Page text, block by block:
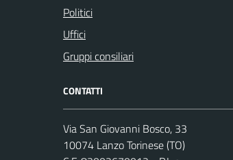
Politici
Uffici
Gruppi consiliari
CONTATTI
Via San Giovanni Bosco, 33
10074 Lanzo Torinese (TO)